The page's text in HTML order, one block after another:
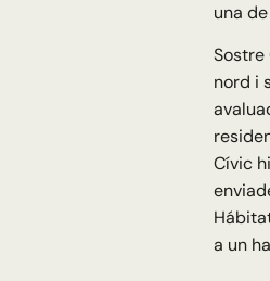
una
nord i
Cívic
a un